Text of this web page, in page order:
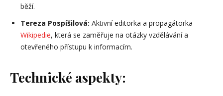
běží.
Tereza Pospíšilová: Aktivní editorka a propagátorka
Wikipedie, která se zaměřuje na otázky vzdělávání a
otevřeného přístupu k informacím.
Technické aspekty: